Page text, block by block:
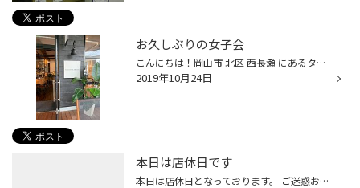
お久しぶりの女子会
こんにちは！岡山市 北区 西長瀬 にあるタイヤ館岡山西長瀬店の 三宅です(#^^#) 最近は朝晩がかなり冷え込むようになりましたね・・・ 体調崩しがちですが気を付けましょう(*_*) そんな中、西長瀬店の近くにあるおしゃれなところ 問屋町に先行ってきました！ 問屋町テラスができてから行ってなくて...
2019年10月24日
本日は店休日です
本日は店休日となっております。 ご迷惑お掛けしますが、何卒宜しくお願い致します。 明日は毎週木曜日恒例のレディースDAYです！ ご来店お待ちしております。